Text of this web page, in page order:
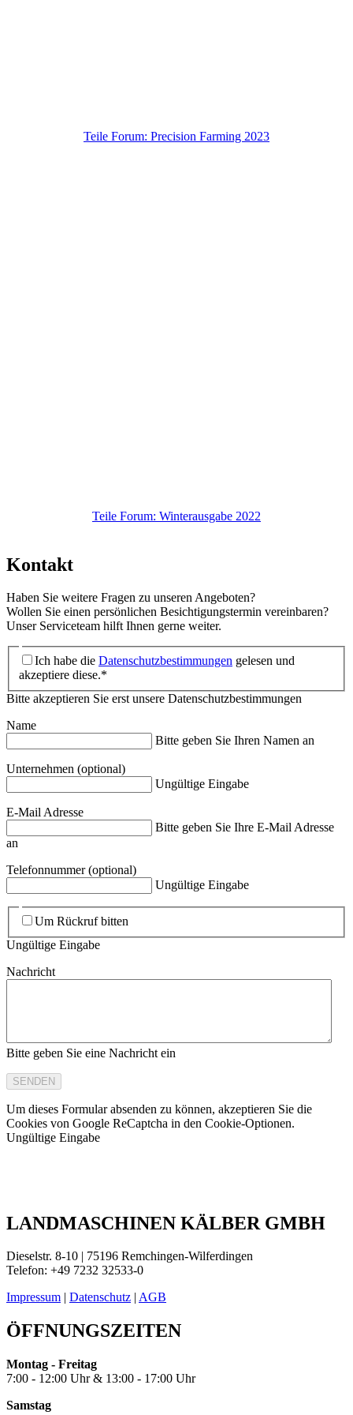
Teile Forum: Precision Farming 2023
Teile Forum: Winterausgabe 2022
Kontakt
Haben Sie weitere Fragen zu unseren Angeboten?
Wollen Sie einen persönlichen Besichtigungstermin vereinbaren?
Unser Serviceteam hilft Ihnen gerne weiter.
Ich habe die Datenschutzbestimmungen gelesen und
akzeptiere diese.*
Bitte akzeptieren Sie erst unsere Datenschutzbestimmungen
Name
Bitte geben Sie Ihren Namen an
Unternehmen (optional)
Ungültige Eingabe
E-Mail Adresse
Bitte geben Sie Ihre E-Mail Adresse
an
Telefonnummer(optional)
Ungültige Eingabe
Um Rückruf bitten
Ungültige Eingabe
Nachricht
Bitte geben Sie eine Nachricht ein
SENDEN
Um dieses Formular absenden zu können, akzeptieren Sie die
Cookies von Google ReCaptcha in den Cookie-Optionen.
Ungültige Eingabe
LANDMASCHINEN KÄLBER GMBH
Dieselstr. 8-10 | 75196 Remchingen-Wilferdingen
Telefon: +49 7232 32533-0
Impressum
Datenschutz AGB
ÖFFNUNGSZEITEN
Montag - Freitag
7:00 - 12:00 Uhr & 13:00 - 17:00 Uhr
Samstag